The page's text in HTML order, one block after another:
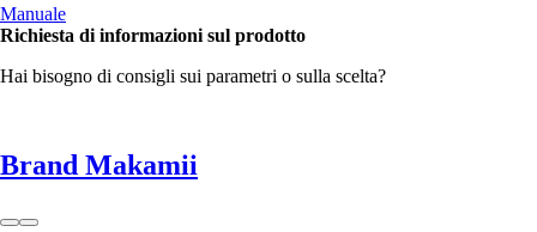
Manuale
Richiesta di informazioni sul prodotto
Hai bisogno di consigli sui parametri o sulla scelta?
Brand Makamii